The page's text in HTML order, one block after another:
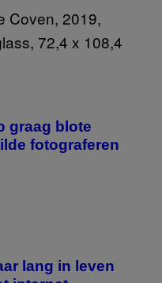
graag blote
fotograferen
lang in leven